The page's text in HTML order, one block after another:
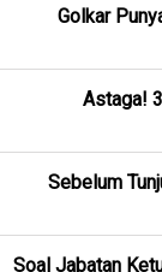
Golkar
Astaga!
Sebelum
Soal Jabatan